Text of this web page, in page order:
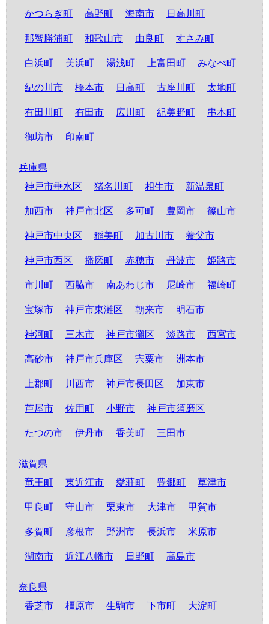
かつらぎ町 高野町 海南市 日高川町
那智勝浦町 和歌山市 由良町 すさみ町
白浜町 美浜町 湯浅町 上富田町 みなべ町
紀の川市 橋本市 日高町 古座川町 太地町
有田川町 有田市 広川町 紀美野町 串本町
御坊市 印南町
兵庫県
神戸市垂水区
猪名川町 相生市 新温泉町
加西市 神戸市北区 多可町 豊岡市 篠山市
神戸市中央区 稲美町 加古川市 養父市
神戸市西区 播磨町 赤穂市 丹波市 姫路市
市川町 西脇市 南あわじ市 尼崎市 福崎町
宝塚市 神戸市東灘区 朝来市 明石市
神河町 三木市 神戸市灘区 淡路市 西宮市
高砂市 神戸市兵庫区 宍粟市 洲本市
上郡町 川西市 神戸市長田区 加東市
芦屋市 佐用町 小野市 神戸市須磨区
たつの市 伊丹市 香美町 三田市
滋賀県
竜王町
東近江市 愛荘町 豊郷町 草津市
甲良町 守山市 栗東市 大津市 甲賀市
多賀町 彦根市 野洲市 長浜市 米原市
湖南市 近江八幡市 日野町 高島市
奈良県
香芝市
橿原市 生駒市 下市町 大淀町